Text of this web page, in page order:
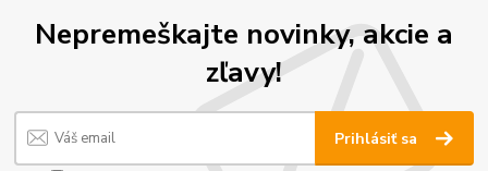
Nepremeškajte novinky, akcie a
zľavy!
Prihlásiť sa